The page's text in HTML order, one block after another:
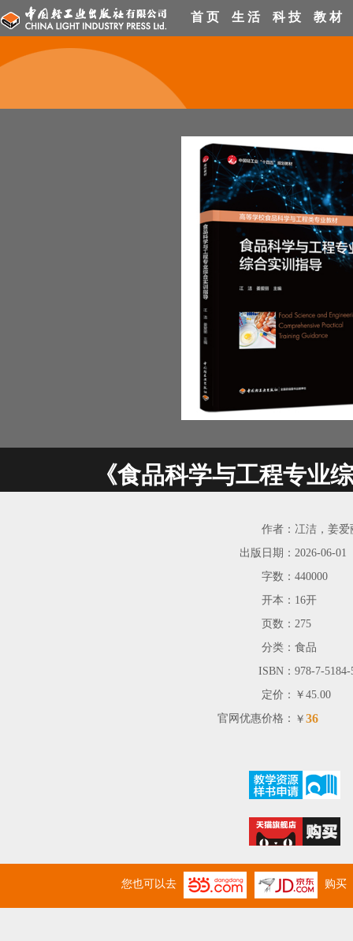
首 页 生 活 科 技 教 材
《食品科学与工程专业
作者： 冮洁，姜爱
出版日期： 2026-06-01
字数： 440000
开本： 16开
页数： 275
分类： 食品
ISBN： 978-7-5184-
定价： ￥45.00
官网优惠价格： ￥ 36
您也可以去 购买